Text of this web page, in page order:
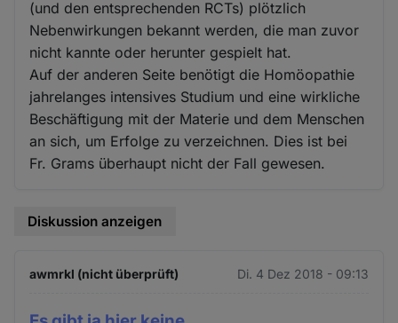
(und den entsprechenden RCTs) plötzlich
Nebenwirkungen bekannt werden, die man zuvor
nicht kannte oder herunter gespielt hat.
Auf der anderen Seite benötigt die Homöopathie
jahrelanges intensives Studium und eine wirkliche
Beschäftigung mit der Materie und dem Menschen
an sich, um Erfolge zu verzeichnen. Dies ist bei
Fr. Grams überhaupt nicht der Fall gewesen.
Diskussion anzeigen
awmrkl (nicht überprüft) Di. 4 Dez 2018 - 09:13